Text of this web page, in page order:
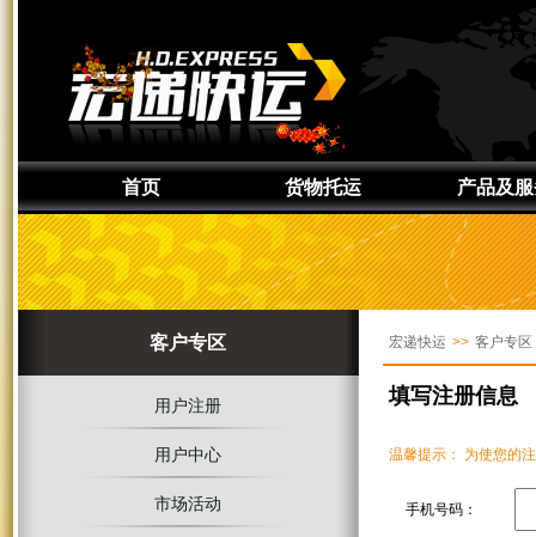
首页 货物托运
通知取件
准备货物
上门取件
产品及
产品介绍
服务区域
签约服务
定制服务
增值服务
客户专区
用户注册
用户中心
市场活动
宏递快运 >> 客户专区
填写注册信息
温馨提示： 为使您的
手机号码：